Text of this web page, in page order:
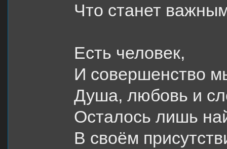
Что станет
Есть человек,
И совершенство
Душа, любовь и
Осталось лишь
В своём